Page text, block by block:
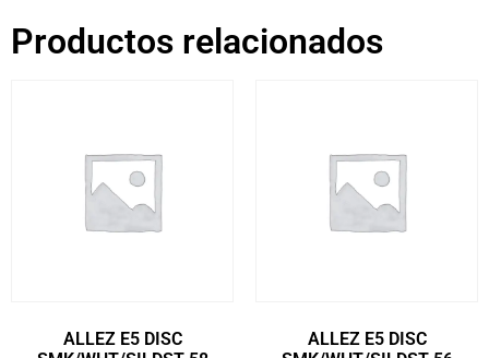
Productos relacionados
ALLEZ E5 DISC
ALLEZ E5 DISC